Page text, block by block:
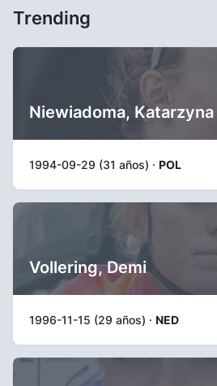
Trending
Niewiadoma, Katarzyna
1994-09-29 (31 años) · POL
Vollering, Demi
1996-11-15 (29 años) · NED